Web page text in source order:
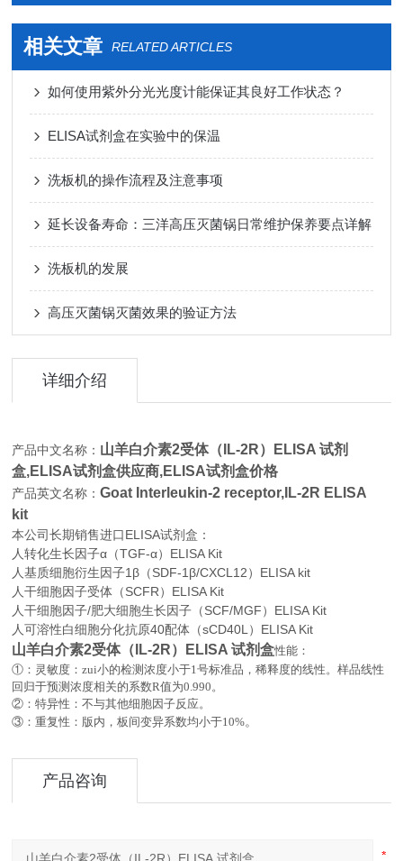
相关文章 RELATED ARTICLES
如何使用紫外分光光度计能保证其良好工作状态？
ELISA试剂盒在实验中的保温
洗板机的操作流程及注意事项
延长设备寿命：三洋高压灭菌锅日常维护保养要点详解
洗板机的发展
高压灭菌锅灭菌效果的验证方法
详细介绍
产品中文名称： 山羊白介素2受体（IL-2R）ELISA 试剂
盒,ELISA试剂盒供应商,ELISA试剂盒价格
产品英文名称：Goat Interleukin-2 receptor,IL-2R ELISA
kit
本公司长期销售进口ELISA试剂盒：
人转化生长因子α（TGF-α）ELISA Kit
人基质细胞衍生因子1β（SDF-1β/CXCL12）ELISA kit
人干细胞因子受体（SCFR）ELISA Kit
人干细胞因子/肥大细胞生长因子（SCF/MGF）ELISA Kit
人可溶性白细胞分化抗原40配体（sCD40L）ELISA Kit
山羊白介素2受体（IL-2R）ELISA 试剂盒性能：
①：灵敏度：zui小的检测浓度小于1号标准品，稀释度的线性。样品线性
回归于预测浓度相关的系数R值为0.990。
②：特异性：不与其他细胞因子反应。
③：重复性：版内，板间变异系数均小于10%。
产品咨询